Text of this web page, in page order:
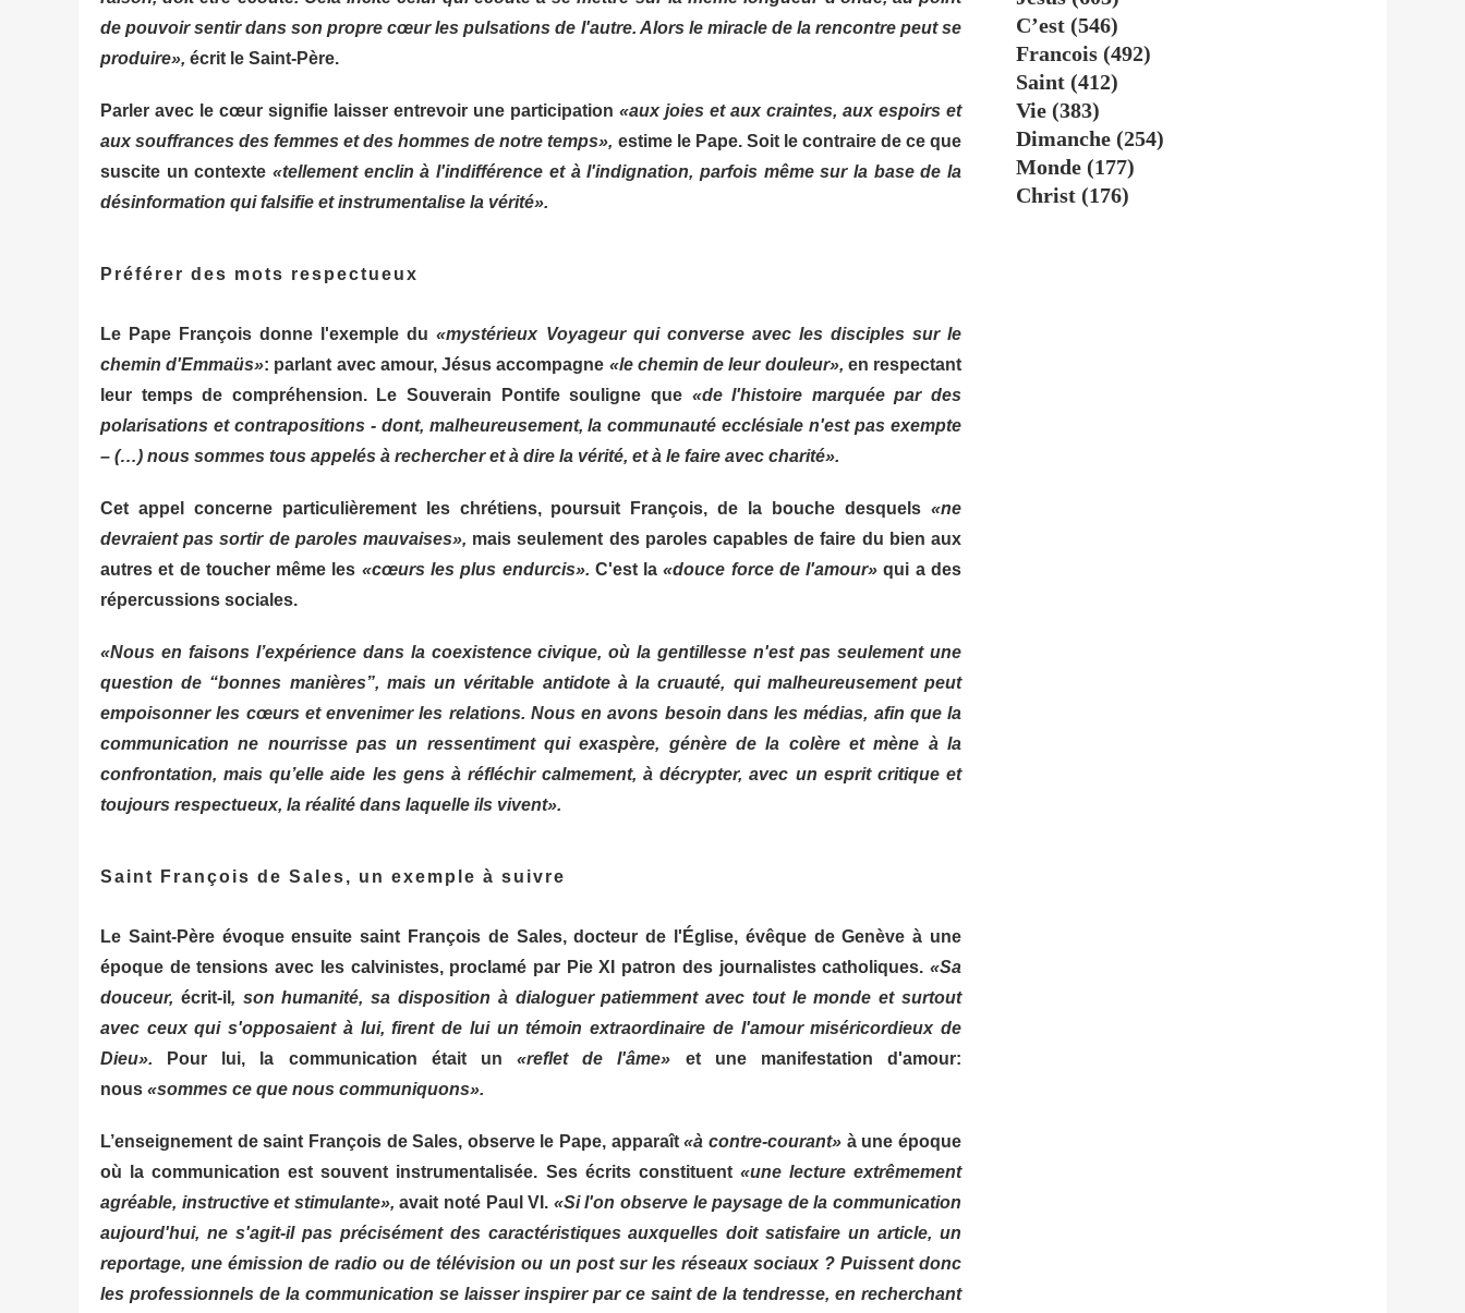
de pouvoir sentir dans son propre cœur les pulsations de l'autre. Alors le miracle de la rencontre peut se
produire», écrit le Saint-Père.
Parler avec le cœur signifie laisser entrevoir une participation «aux joies et aux craintes, aux espoirs et
aux souffrances des femmes et des hommes de notre temps», estime le Pape. Soit le contraire de ce que
suscite un contexte«tellement enclin à l'indifférence et à l'indignation, parfois même sur la base de la
désinformation qui falsifie et instrumentalise la vérité».
Préférer des mots respectueux
Le Pape François donne l'exemple du«mystérieux Voyageur qui converse avec les disciples sur le
chemin d'Emmaüs»: parlant avec amour, Jésus accompagne «le chemin de leur douleur», en respectant
leur temps de compréhension. Le Souverain Pontife souligne que «de l'histoire marquée par des
polarisations et contrapositions - dont, malheureusement, la communauté ecclésiale n'est pas exempte
– (…) nous sommes tous appelés à rechercher et à dire la vérité, et à le faire avec charité».
Cet appel concerne particulièrement les chrétiens, poursuit François, de la bouche desquels «ne
devraient pas sortir de paroles mauvaises», mais seulement des paroles capables de faire du bien aux
autres et de toucher même les «cœurs les plus endurcis». C'est la«douce force de l'amour» qui a des
répercussions sociales.
«Nous en faisons l’expérience dans la coexistence civique, où la gentillesse n'est pas seulement une
question de “bonnes manières”, mais un véritable antidote à la cruauté, qui malheureusement peut
empoisonner les cœurs et envenimer les relations. Nous en avons besoin dans les médias, afin que la
communication ne nourrisse pas un ressentiment qui exaspère, génère de la colère et mène à la
confrontation, mais qu’elle aide les gens à réfléchir calmement, à décrypter, avec un esprit critique et
toujours respectueux, la réalité dans laquelle ils vivent».
Saint François de Sales, un exemple à suivre
Le Saint-Père évoque ensuite saint François de Sales, docteur de l'Église, évêque de Genève à une
époque de tensions avec les calvinistes, proclamé par Pie XI patron des journalistes catholiques. «Sa
douceur, écrit-il , son humanité, sa disposition à dialoguer patiemment avec tout le monde et surtout
avec ceux qui s'opposaient à lui, firent de lui un témoin extraordinaire de l'amour miséricordieux de
Dieu». Pour lui, la communication était un«reflet de l'âme» et une manifestation d'amour:
nous «sommes ce que nous communiquons».
L’enseignement de saint François de Sales, observe le Pape, apparaît«à contre-courant» à une époque
où la communication est souvent instrumentalisée. Ses écrits constituent «une lecture extrêmement
agréable, instructive et stimulante», avait noté Paul VI. «Si l'on observe le paysage de la communication
aujourd'hui, ne s'agit-il pas précisément des caractéristiques auxquelles doit satisfaire un article, un
reportage, une émission de radio ou de télévision ou un post sur les réseaux sociaux ? Puissent donc
les professionnels de la communication se laisser inspirer par ce saint de la tendresse, en recherchant
C’est (546)
Francois (492)
Saint (412)
Vie (383)
Dimanche (254)
Monde (177)
Christ (176)